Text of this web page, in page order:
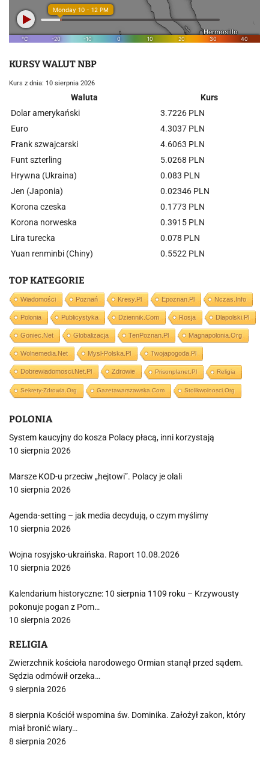
KURSY WALUT NBP
Kurs z dnia: 10 sierpnia 2026
Waluta
Kurs
Dolar amerykański
3.7226 PLN
Euro
4.3037 PLN
Frank szwajcarski
4.6063 PLN
Funt szterling
5.0268 PLN
Hrywna (Ukraina)
0.083 PLN
Jen (Japonia)
0.02346 PLN
Korona czeska
0.1773 PLN
Korona norweska
0.3915 PLN
Lira turecka
0.078 PLN
Yuan renminbi (Chiny)
0.5522 PLN
TOP KATEGORIE
Wiadomości Poznań Kresy.pl Epoznan.pl Nczas.info
Polonia Publicystyka Dziennik.com Rosja Dlapolski.pl
Goniec.net Globalizacja TenPoznan.pl Magnapolonia.org
Wolnemedia.net Mysl-Polska.pl Twojapogoda.pl
Dobrewiadomosci.net.pl Zdrowie Prisonplanet.pl Religia
Sekrety-Zdrowia.org Gazetawarszawska.com Stolikwolnosci.org
POLONIA
System kaucyjny do kosza Polacy płacą, inni korzystają
10 sierpnia 2026
Marsze KOD-u przeciw „hejtowi”. Polacy je olali
10 sierpnia 2026
Agenda-setting – jak media decydują, o czym myślimy
10 sierpnia 2026
Wojna rosyjsko-ukraińska. Raport 10.08.2026
10 sierpnia 2026
Kalendarium historyczne: 10 sierpnia 1109 roku – Krzywousty
pokonuje pogan z Pom…
10 sierpnia 2026
RELIGIA
Zwierzchnik kościoła narodowego Ormian stanął przed sądem.
Sędzia odmówił orzeka…
9 sierpnia 2026
8 sierpnia Kościół wspomina św. Dominika. Założył zakon, który
miał bronić wiary…
8 sierpnia 2026